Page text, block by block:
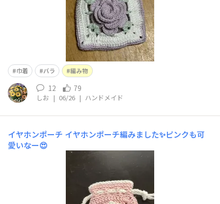
巾着 バラ 編み物
12 79
しお | 06/26 | ハンドメイド
イヤホンポーチ イヤホンポーチ編みました✨ピンクも可
愛いなー😍